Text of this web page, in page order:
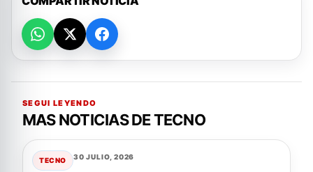
SEGUI LEYENDO
MAS NOTICIAS DE TECNO
TECNO 30 JULIO, 2026